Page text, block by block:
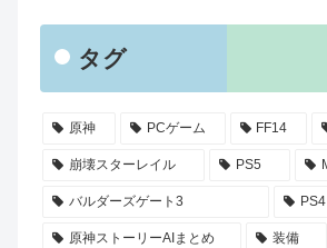
タグ
原神 PCゲーム FF14
崩壊スターレイル PS5
バルダーズゲート3 PS4
原神ストーリーAIまとめ 装備